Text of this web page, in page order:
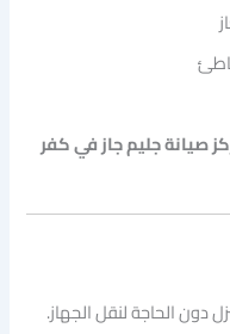
صيانة جليم جاز في كفر
دون الحاجة لنقل الجهاز.